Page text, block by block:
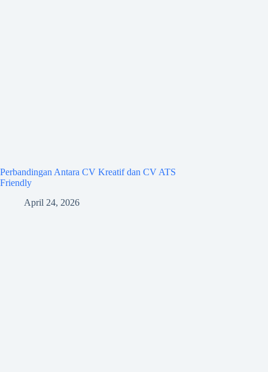
Perbandingan Antara CV Kreatif dan CV ATS
Friendly
April 24, 2026